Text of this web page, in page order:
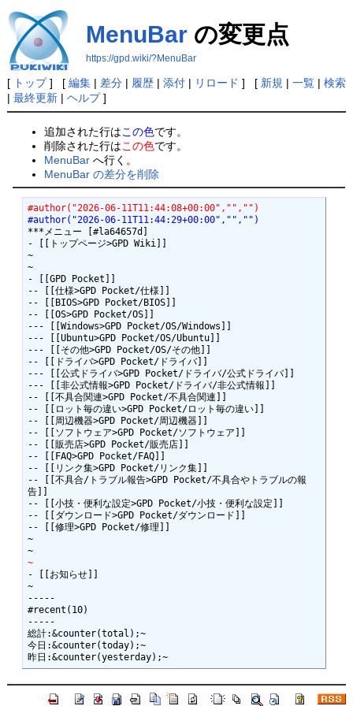
MenuBarの変更点
https://gpd.wiki/?MenuBar
[ トップ] [ 編集| 差分| 履歴| 添付| リロード ] [ 新規 | 一覧| 検索
| 最終更新| ヘルプ]
追加された行はこの色です。
削除された行はこの色です。
MenuBar へ行く。
MenuBar の差分を削除
#author("2026-06-11T11:44:08+00:00","","")
#author("2026-06-11T11:44:29+00:00","","")
***メニュー [#la64657d]
- [[トップページ>GPD Wiki]]
~
~
- [[GPD Pocket]]
-- [[仕様>GPD Pocket/仕様]]
-- [[BIOS>GPD Pocket/BIOS]]
-- [[OS>GPD Pocket/OS]]
--- [[Windows>GPD Pocket/OS/Windows]]
--- [[Ubuntu>GPD Pocket/OS/Ubuntu]]
--- [[その他>GPD Pocket/OS/その他]]
-- [[ドライバ>GPD Pocket/ドライバ]]
--- [[公式ドライバ>GPD Pocket/ドライバ/公式ドライバ]]
--- [[非公式情報>GPD Pocket/ドライバ/非公式情報]]
-- [[不具合関連>GPD Pocket/不具合関連]]
-- [[ロット毎の違い>GPD Pocket/ロット毎の違い]]
-- [[周辺機器>GPD Pocket/周辺機器]]
-- [[ソフトウェア>GPD Pocket/ソフトウェア]]
-- [[販売店>GPD Pocket/販売店]]
-- [[FAQ>GPD Pocket/FAQ]]
-- [[リンク集>GPD Pocket/リンク集]]
-- [[不具合/トラブル報告>GPD Pocket/不具合やトラブルの報
告]]
-- [[小技・便利な設定>GPD Pocket/小技・便利な設定]]
-- [[ダウンロード>GPD Pocket/ダウンロード]]
-- [[修理>GPD Pocket/修理]]
~
~
~
- [[お知らせ]]
~
-----
#recent(10)
-----
総計:&counter(total);~
今日:&counter(today);~
昨日:&counter(yesterday);~